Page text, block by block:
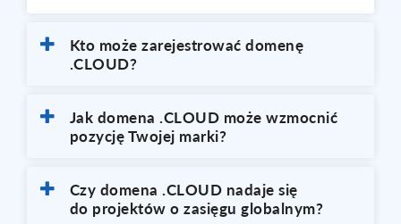
Kto może zarejestrować domenę
.CLOUD?
Jak domena .CLOUD może wzmocnić
pozycję Twojej marki?
Czy domena .CLOUD nadaje się
do projektów o zasięgu globalnym?